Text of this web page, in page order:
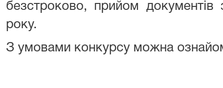
безстроково, прийом
року.
З умовами конкурсу можна